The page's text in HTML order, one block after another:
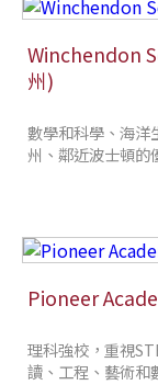
Winchendon
州)
數學和科學、海洋
州、鄰近波士頓的
Pioneer
理科強校，重視
讀、工程、藝術和